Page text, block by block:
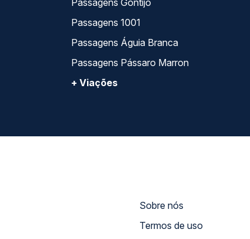
Passagens Gontijo
Passagens 1001
Passagens Águia Branca
Passagens Pássaro Marron
+ Viações
Sobre nós
Termos de uso